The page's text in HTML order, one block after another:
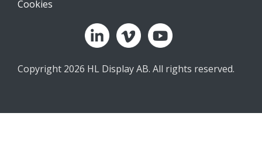
Cookies
Copyright 2026 HL Display AB. All rights reserved.